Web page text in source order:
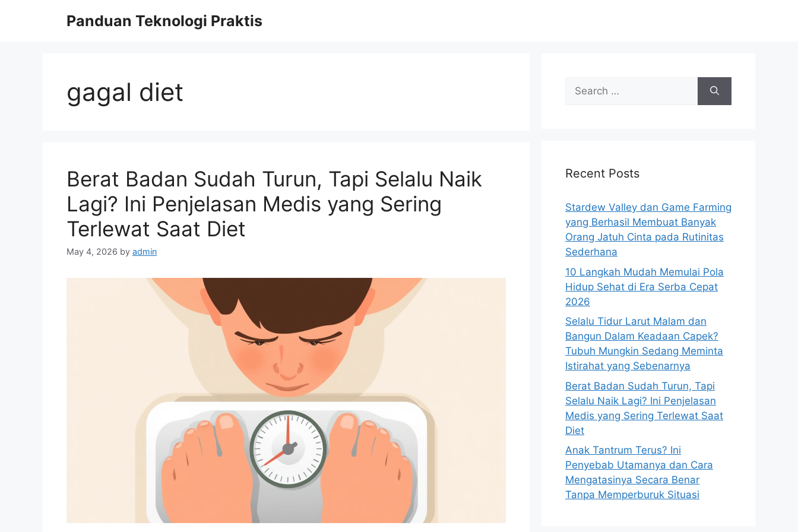
Panduan Teknologi Praktis
gagal diet
Berat Badan Sudah Turun, Tapi Selalu Naik
Lagi? Ini Penjelasan Medis yang Sering
Terlewat Saat Diet
May 4, 2026 by admin
Search
for:
Recent Posts
Stardew Valley dan Game Farming
yang Berhasil Membuat Banyak
Orang Jatuh Cinta pada Rutinitas
Sederhana
10 Langkah Mudah Memulai Pola
Hidup Sehat di Era Serba Cepat
2026
Selalu Tidur Larut Malam dan
Bangun Dalam Keadaan Capek?
Tubuh Mungkin Sedang Meminta
Istirahat yang Sebenarnya
Berat Badan Sudah Turun, Tapi
Selalu Naik Lagi? Ini Penjelasan
Medis yang Sering Terlewat Saat
Diet
Anak Tantrum Terus? Ini
Penyebab Utamanya dan Cara
Mengatasinya Secara Benar
Tanpa Memperburuk Situasi